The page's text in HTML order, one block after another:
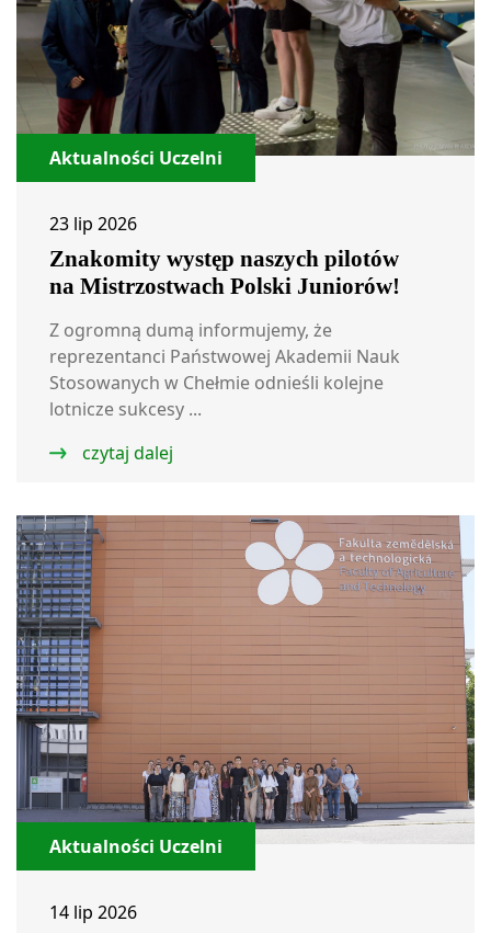
Aktualności Uczelni
23 lip 2026
Znakomity występ naszych pilotów
na Mistrzostwach Polski Juniorów!
Z ogromną dumą informujemy, że
reprezentanci Państwowej Akademii Nauk
Stosowanych w Chełmie odnieśli kolejne
lotnicze sukcesy ...
czytaj dalej
Aktualności Uczelni
14 lip 2026